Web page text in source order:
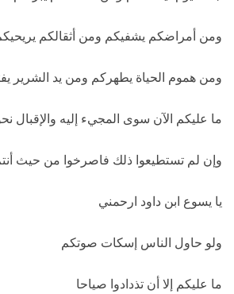
ومن أمراضكم يشفيكم ومن أثقالكم
ومن هموم الحياة يطهركم ومن يد الشرير
ما عليكم الآن سوى المجيء إليه والإقبال
وإن لم تستطيعوا ذلك فاصرخوا من حيث
يا يسوع ابن داود ارحمني
ولو حاول الناس إسكات صوتكم
ما عليكم إلا أن تذدادوا صياحا